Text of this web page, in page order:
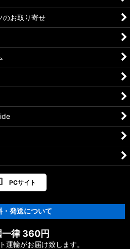
のお取り寄せ
PCサイト
発送について
一律 360円
運輸がお届け致します。